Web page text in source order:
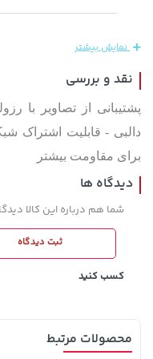
66,680,000 تومان
145,000 تومان
نمایش بیشتر
نقد و بررسی
دالبی - قابلیت اشتراک
برای مقاومت بیشتر
دیدگاه ها
شما هم درباره این کالا
ثبت دیدگاه
کسب کنید
محصولات مرتبط